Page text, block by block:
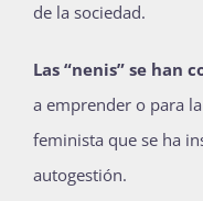
de la sociedad.
Las “nenis” se
a emprender o para
feminista que se ha
autogestión.